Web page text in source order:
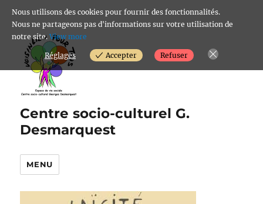
Centre socio-culturel G.
Desmarquest
MENU
Nous utilisons des cookies pour fournir des fonctionnalités.
Nous ne partageons pas d'informations sur votre utilisation de
notre site. View more
Réglages Accepter Refuser